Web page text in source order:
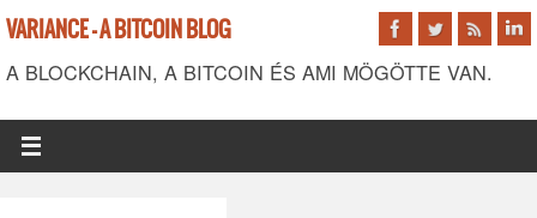
VARIANCE - A BITCOIN BLOG
A BLOCKCHAIN, A BITCOIN ÉS AMI MÖGÖTTE VAN.